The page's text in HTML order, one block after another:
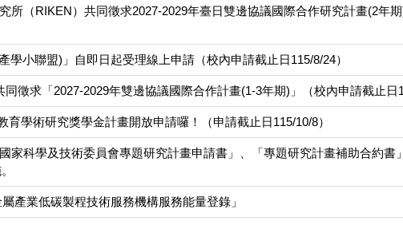
所（RIKEN）共同徵求2027-2029年臺日雙邊協議國際合作研究計畫(2年
學小聯盟)」自即日起受理線上申請（校內申請截止日115/8/24）
徵求「2027-2029年雙邊協議國際合作計畫(1-3年期)」（校內申請截止日
育學術研究獎學金計畫開放申請囉！（申請截止日115/10/8）
家科學及技術委員會專題研究計畫申請書」、「專題研究計畫補助合約書
產業低碳製程技術服務機構服務能量登錄」